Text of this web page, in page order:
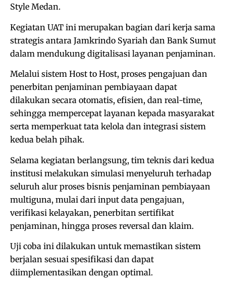
Style Medan.
Kegiatan UAT ini merupakan bagian dari kerja sama
strategis antara Jamkrindo Syariah dan Bank Sumut
dalam mendukung digitalisasi layanan penjaminan.
Melalui sistem Host to Host, proses pengajuan dan
penerbitan penjaminan pembiayaan dapat
dilakukan secara otomatis, efisien, dan real-time,
sehingga mempercepat layanan kepada masyarakat
serta memperkuat tata kelola dan integrasi sistem
kedua belah pihak.
Selama kegiatan berlangsung, tim teknis dari kedua
institusi melakukan simulasi menyeluruh terhadap
seluruh alur proses bisnis penjaminan pembiayaan
multiguna, mulai dari input data pengajuan,
verifikasi kelayakan, penerbitan sertifikat
penjaminan, hingga proses reversal dan klaim.
Uji coba ini dilakukan untuk memastikan sistem
berjalan sesuai spesifikasi dan dapat
diimplementasikan dengan optimal.